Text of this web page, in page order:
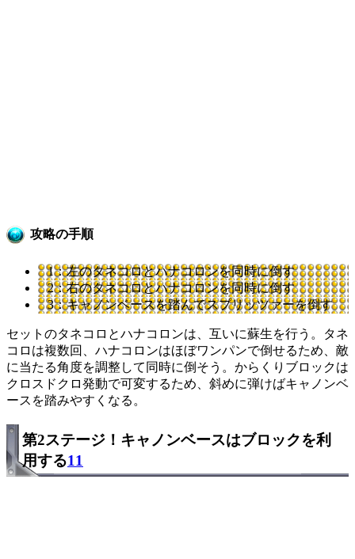
攻略の手順
1：左のタネコロとハナコロンを同時に倒す
2：右のタネコロとハナコロンを同時に倒す
3：キャノンベースを踏んでスプリッツァーを倒す
セットのタネコロとハナコロンは、互いに蘇生を行う。タネ
コロは複数回、ハナコロンはほぼワンパンで倒せるため、敵
に当たる角度を調整して同時に倒そう。からくりブロックは
クロスドクロ発動で可変するため、斜めに弾けばキャノンベ
ースを踏みやすくなる。
第2ステージ！キャノンベースはブロックを利
用する11